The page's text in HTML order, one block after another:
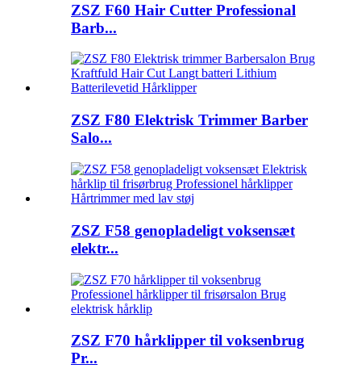
ZSZ F60 Hair Cutter Professional
Barb...
ZSZ F80 Elektrisk Trimmer Barber
Salo...
ZSZ F58 genopladeligt voksensæt
elektr...
ZSZ F70 hårklipper til voksenbrug
Pr...